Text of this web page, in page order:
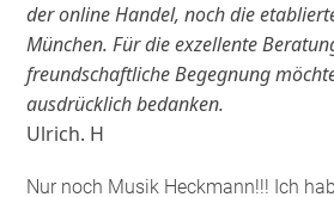
der online Handel, noch die
München. Für die exzellente
freundschaftliche Begegnung
ausdrücklich bedanken.
Ulrich. H
Nur noch Musik Heckmann!!! Ich